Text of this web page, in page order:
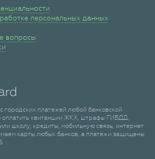
персональных данных
вопросы
городских платежей любой банковской
оплатить квитанции ЖКХ, штрафы ГИБДД,
школу, кредиты, мобильную связь, интернет
карты любых банков, а платежи защищены